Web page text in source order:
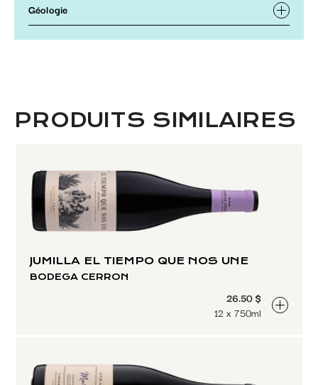
Géologie
PRODUITS SIMILAIRES
JUMILLA EL TIEMPO QUE NOS UNE
BODEGA CERRON
26.50 $
12 x 750ml